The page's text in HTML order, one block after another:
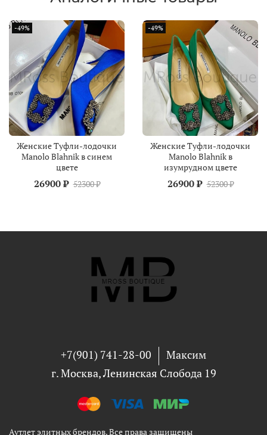
-49%
Женские Туфли-лодочки
Manolo Blahnik в синем
цвете
26900 ₽ 52300 ₽
-49%
Женские Туфли-лодочки
Manolo Blahnik в
изумрудном цвете
26900 ₽ 52300 ₽
+7(901) 741-28-00
Максим
г. Москва, Ленинская Слобода 19
Аутлет элитных брендов. Все права защищены